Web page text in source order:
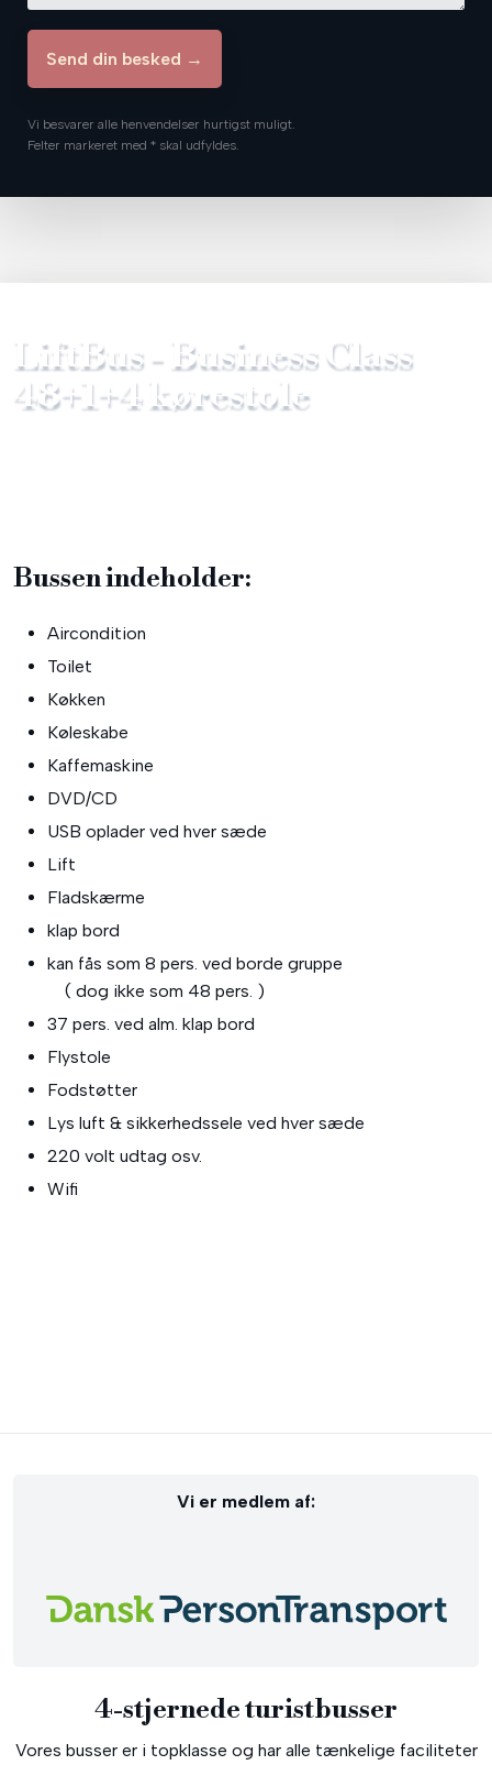
Vi besvarer alle henvendelser hurtigst muligt.
Felter markeret med * skal udfyldes.​
LiftBus - Business Class​
48+1+4 kørestole
​Bussen indeholder:​
Aircondition
Toilet
Køkken
Køleskabe
Kaffemaskine
DVD/CD
USB oplader ved hver sæde
Lift
​Fladskærme
klap bord
kan fås som 8 pers. ved borde gruppe
( dog ikke som 48 pers. )
37 pers. ved alm. klap bord
Flystole
Fodstøtter
Lys luft & sikkerhedssele ved hver sæde
220 volt udtag osv.​
Wifi
Vi er medlem af:​
4-stjernede turistbusser​
Vores busser er i topklasse og har alle tænkelige faciliteter